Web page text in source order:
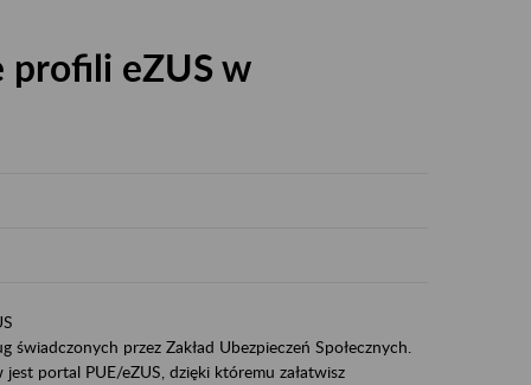
profili eZUS w
przez Zakład Ubezpieczeń Społecznych.
portal PUE/eZUS, dzięki któremu załatwisz